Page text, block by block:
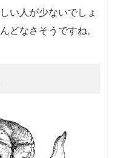
い人が少ないでしょ
どなさそうですね。